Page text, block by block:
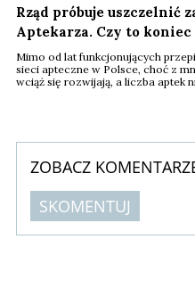
Rząd próbuje uszczelnić
Aptekarza. Czy to
Mimo od lat funkcjonujących
sieci apteczne w Polsce, choć z
wciąż się rozwijają, a liczba aptek
ZOBACZ
SKOMENTUJ